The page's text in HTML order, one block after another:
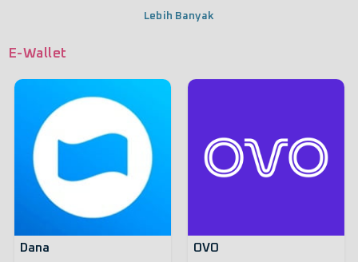
Lebih Banyak
E-Wallet
Dana OVO